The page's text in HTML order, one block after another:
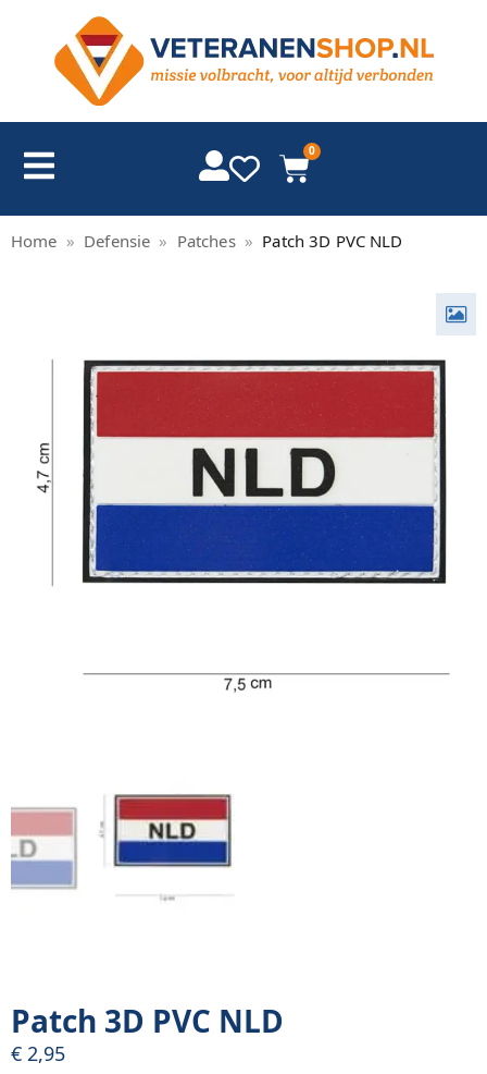
0
Home » Defensie » Patches » Patch 3D PVC NLD
Patch 3D PVC NLD
€ 2,95